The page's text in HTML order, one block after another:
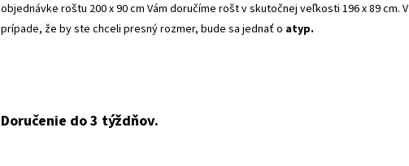
objednávke roštu 200 x 90 cm Vám doručíme rošt v skutočnej veľkosti 196 x 89 cm. V
prípade, že by ste chceli presný rozmer, bude sa jednať o atyp.
Doručenie do 3 týždňov.